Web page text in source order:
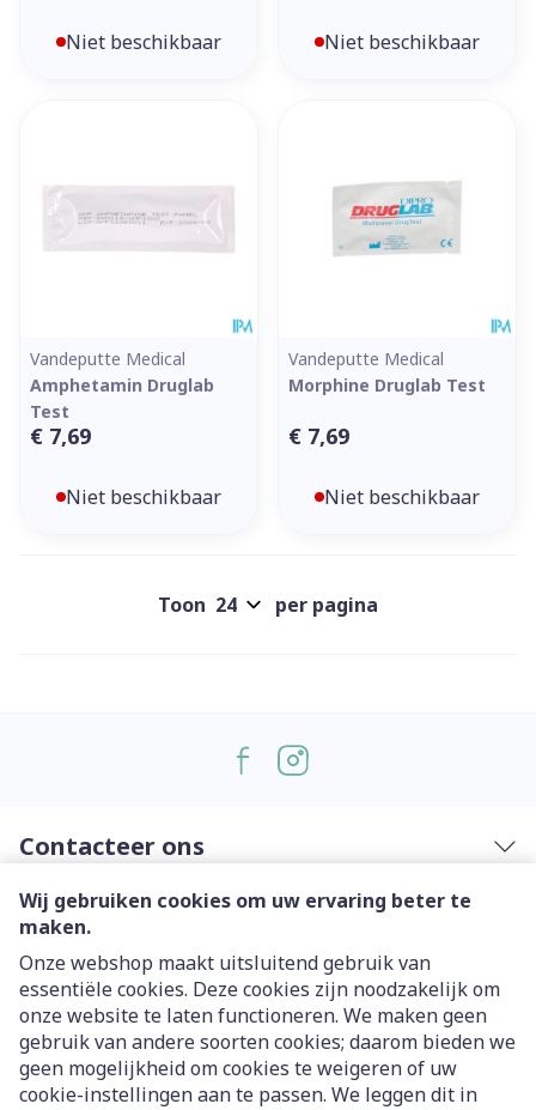
Wij gebruiken cookies om uw ervaring beter te
maken.
Onze webshop maakt uitsluitend gebruik van
essentiële cookies. Deze cookies zijn noodzakelijk om
onze website te laten functioneren. We maken geen
gebruik van andere soorten cookies; daarom bieden we
geen mogelijkheid om cookies te weigeren of uw
cookie-instellingen aan te passen. We leggen dit in
Niet beschikbaar Niet beschikbaar
Vandeputte Medical
Amphetamin Druglab
Test
€ 7,69
Niet beschikbaar
Vandeputte Medical
Morphine Druglab Test
€ 7,69
Niet beschikbaar
Toon per pagina
Contacteer ons
Nuttige links